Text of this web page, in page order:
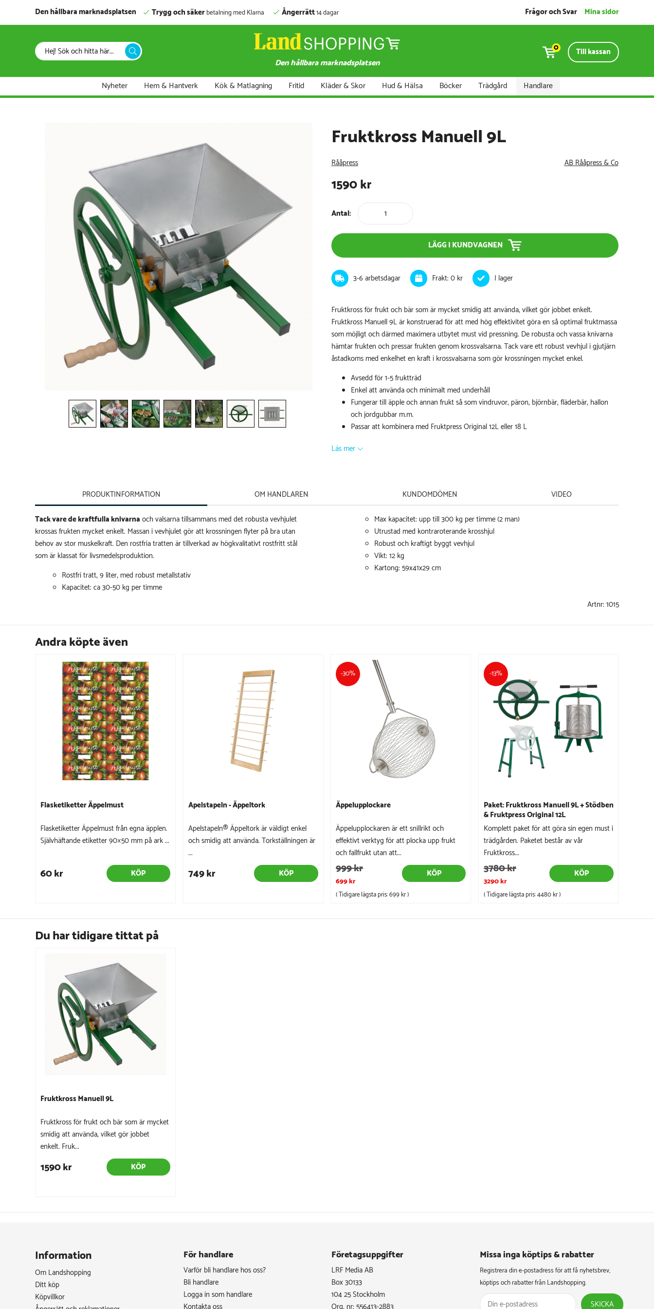
Den hållbara marknadsplatsen Trygg och säkerbetalning med Klarna Ångerrätt14 dagar Frågor och Svar Mina sidor
Den hållbara marknadsplatsen
0 Till kassan
Nyheter Hem & Hantverk Kök & Matlagning Fritid Kläder & Skor Hud & Hälsa Böcker Trädgård Handlare
Fruktkross Manuell 9L
Rååpress AB Rååpress & Co
1590kr
Antal:
LÄGG I KUNDVAGNEN
3-6 arbetsdagar Frakt: 0 kr
Fruktkross för frukt och bär som är mycket smidig att använda, vilket gör jobbet enkelt.
Fruktkross Manuell 9L är konstruerad för att med hög effektivitet göra en så optimal fruktmassa
som möjligt och därmed maximera utbytet must vid pressning. De robusta och vassa knivarna
hämtar frukten och pressar frukten genom krossvalsarna. Tack vare ett robust vevhjul i gjutjärn
åstadkoms med enkelhet en kraft i krossvalsarna som gör krossningen mycket enkel.
Avsedd för 1-5 fruktträd
Enkel att använda och minimalt med underhåll
Fungerar till äpple och annan frukt så som vindruvor, päron, björnbär, fläderbär, hallon
och jordgubbar m.m.
Passar att kombinera med Fruktpress Original 12L eller18 L
Läs mer
PRODUKTINFORMATION
Tack vare de kraftfulla knivarna och valsarna tillsammans med det robusta vevhjulet
krossas frukten mycket enkelt. Massan i vevhjulet gör att krossningen flyter på bra utan
behov av stor muskelkraft. Den rostfria tratten är tillverkad av högkvalitativt rostfritt stål
som är klassat för livsmedelsproduktion.
Rostfri tratt, 9 liter, med robust metallstativ
Kapacitet: ca 30-50 kg per timme
Max kapacitet: upp till 300 kg per timme (2 man)
Utrustad med kontraroterande krosshjul
Robust och kraftigt byggt vevhjul
Vikt: 12 kg
Kartong: 59x41x29 cm
Artnr: 1015
OM HANDLAREN KUNDOMDÖMEN VIDEO
Andra köpte även
Flasketiketter Äppelmust
Flasketiketter Äppelmust från egna äpplen.
Självhäftande etiketter 90×50 mm på ark ...
60 kr KÖP
Apelstapeln - Äppeltork
Apelstapeln® Äppeltork är väldigt enkel
och smidig att använda. Torkställningen är
...
749 kr KÖP
-30%
Äppelupplockare
Äppelupplockaren är ett snillrikt och
effektivt verktyg för att plocka upp frukt
och fallfrukt utan att...
999 kr
699 kr
KÖP
( Tidigare lägsta pris:699 kr)
-13%
Paket: Fruktkross Manuell 9L + Stödben
& Fruktpress Original 12L
Komplett paket för att göra sin egen must i
trädgården. Paketet består av vår
Fruktkross...
3780 kr
3290 kr
KÖP
( Tidigare lägsta pris:4480 kr)
Du har tidigare tittat på
Fruktkross Manuell 9L
Fruktkross för frukt och bär som är mycket
smidig att använda, vilket gör jobbet
enkelt. Fruk...
1590 kr KÖP
Information
Om Landshopping
Ditt köp
Köpvillkor
För handlare
Varför bli handlare hos oss?
Bli handlare
Logga in som handlare
Företagsuppgifter
LRF Media AB
Box 30133
104 25 Stockholm
Missa inga köptips & rabatter​
Registrera din e-postadress för att få nyhetsbrev,
köptips och rabatter från Landshopping.
SKICKA